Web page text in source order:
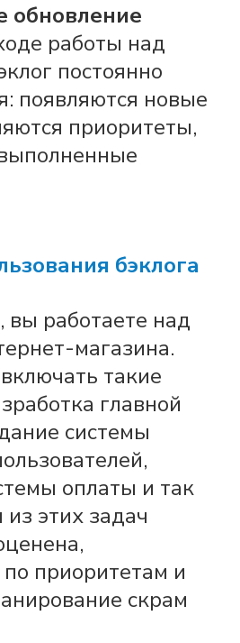
обновление
работы над
постоянно
появляются новые
приоритеты,
бэклога
работаете над
магазина.
такие
главной
системы
оплаты и так
этих задач
приоритетам и
скрам